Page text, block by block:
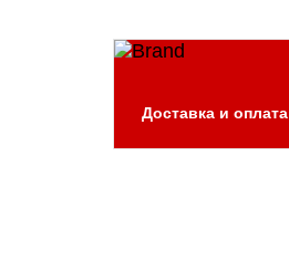
Доставка и оплата